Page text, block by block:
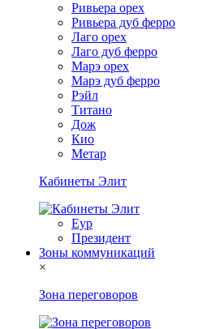
Ривьера орех
Ривьера дуб ферро
Лаго орех
Лаго дуб ферро
Марэ орех
Марэ дуб ферро
Рэйл
Титано
Дож
Кио
Метар
Кабинеты Элит
Еур
Президент
Зоны коммуникаций
×
Зона переговоров